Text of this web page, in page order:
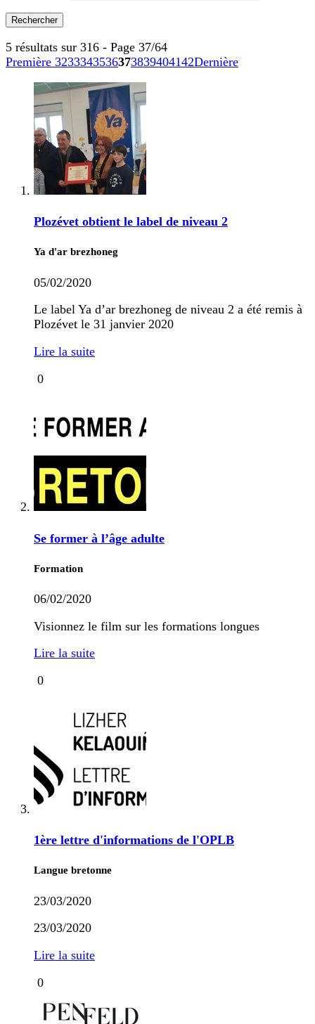
5 résultats sur 316 - Page 37/64
Première 3233343536373839404142Dernière
Plozévet obtient le label de niveau 2
Ya d'ar brezhoneg
05/02/2020
Le label Ya d’ar brezhoneg de niveau 2 a été remis à
Plozévet le 31 janvier 2020
Lire la suite
0
Se former à l’âge adulte
Formation
06/02/2020
Visionnez le film sur les formations longues
Lire la suite
0
1ère lettre d'informations de l'OPLB
Langue bretonne
23/03/2020
23/03/2020
Lire la suite
0